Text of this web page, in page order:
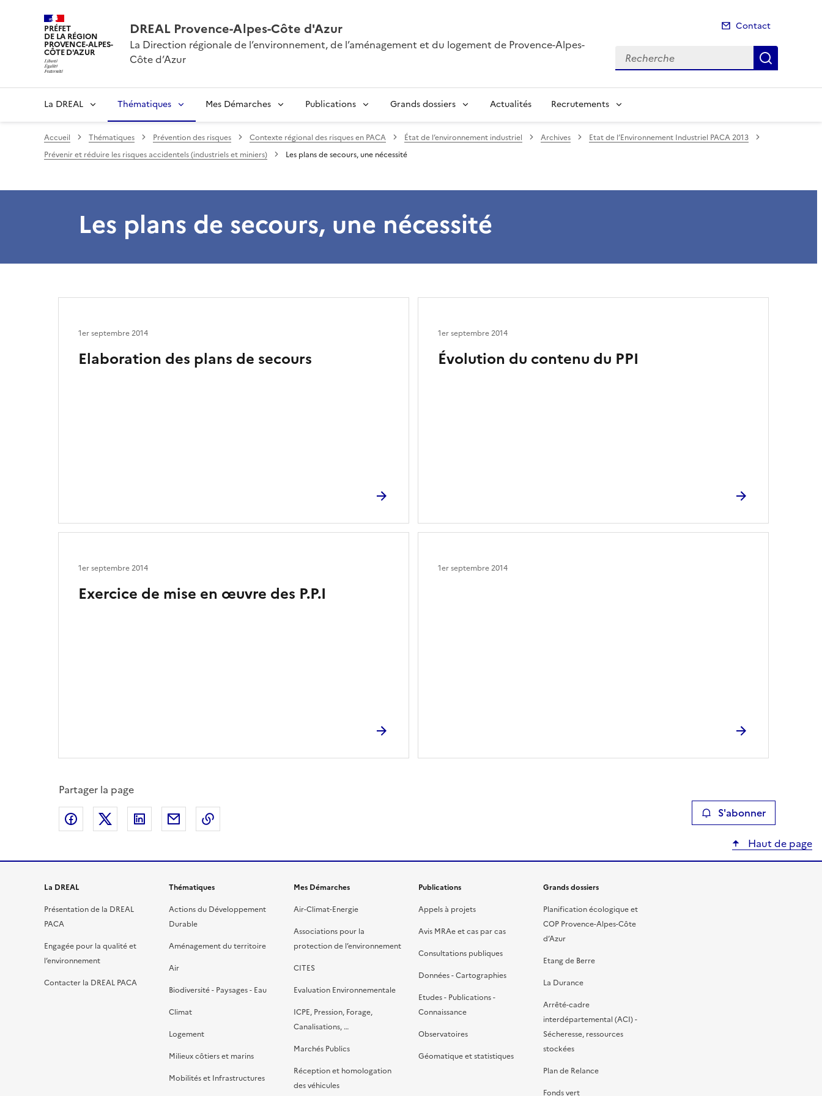
PRÉFET
DE LA RÉGION
PROVENCE-ALPES-
CÔTE D'AZUR
DREAL Provence-Alpes-Côte d'Azur
La Direction régionale de l’environnement, de l’aménagement et du logement de Provence-Alpes-
Côte d’Azur
Contact
Recherche
La DREAL Thématiques Mes Démarches Publications Grands dossiers Actualités Recrutements
Accueil Thématiques Prévention des risques Contexte régional des risques en PACA État de l’environnement industriel Archives
Etat de l’Environnement Industriel PACA 2013
Prévenir et réduire les risques accidentels (industriels et miniers)
Les plans de secours, une nécessité
Les plans de secours, une nécessité
Elaboration des plans de secours
1er septembre 2014
Évolution du contenu du PPI
1er septembre 2014
Exercice de mise en œuvre des P.P.I
1er septembre 2014 1er septembre 2014
Partager la page
Partager sur Facebook
Partager sur XPartager sur LinkedIn
Partager par email S'abonner
Haut de page
La DREAL
Présentation de la DREAL
PACA
Engagée pour la qualité et
l’environnement
Contacter la DREAL PACA
Thématiques
Actions du Développement
Durable
Aménagement du territoire
Air
Biodiversité - Paysages - Eau
Climat
Logement
Milieux côtiers et marins
Mobilités et Infrastructures
Mes Démarches
Air-Climat-Energie
Associations pour la
protection de l’environnement
CITES
Evaluation Environnementale
ICPE, Pression, Forage,
Canalisations, …
Marchés Publics
Réception et homologation
des véhicules
Publications
Appels à projets
Avis MRAe et cas par cas
Consultations publiques
Données - Cartographies
Etudes - Publications -
Connaissance
Observatoires
Géomatique et statistiques
Grands dossiers
Planification écologique et
COP Provence-Alpes-Côte
d’Azur
Etang de Berre
La Durance
Arrêté-cadre
interdépartemental (ACI) -
Sécheresse, ressources
stockées
Plan de Relance
Fonds vert